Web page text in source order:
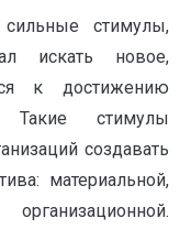
стимулы,
искать новое,
к достижению
Такие стимулы
создавать
материальной,